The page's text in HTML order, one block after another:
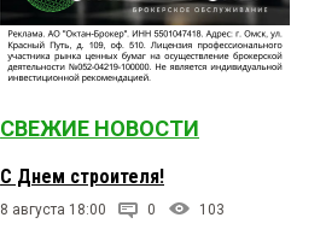
СВЕЖИЕ НОВОСТИ
С Днем строителя!
8 августа 18:00 0 103